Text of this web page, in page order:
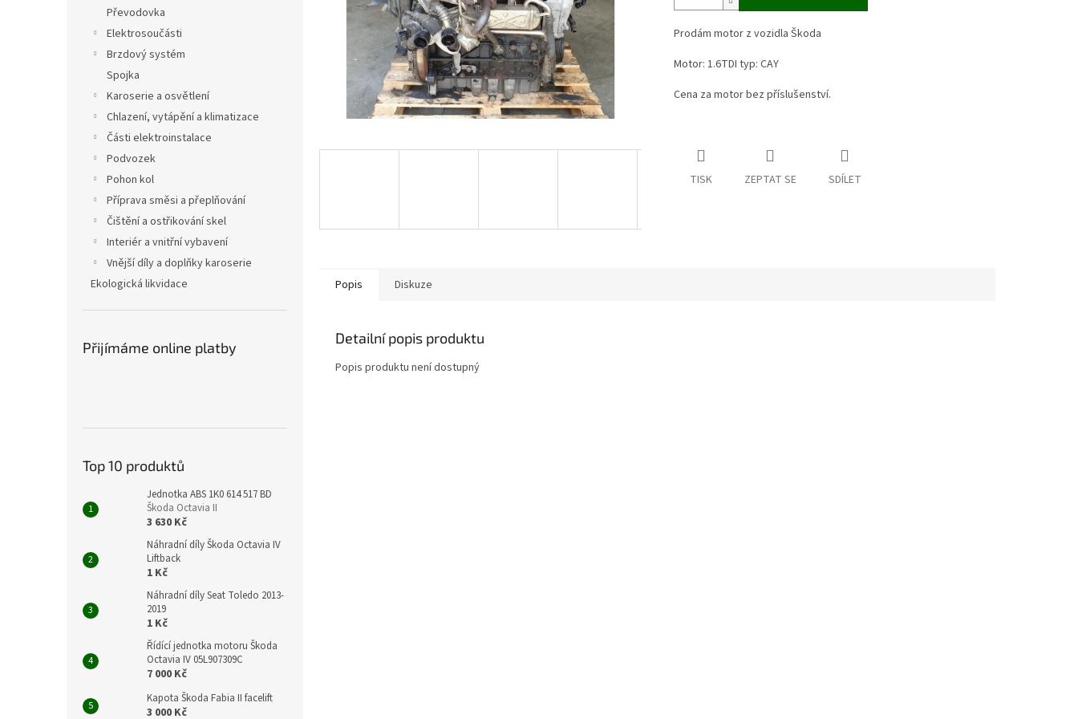
Převodovka
Elektrosoučásti
Brzdový systém
Spojka
Karoserie a osvětlení
Chlazení, vytápění a klimatizace
Části elektroinstalace
Podvozek
Pohon kol
Příprava směsi a přeplňování
Čištění a ostřikování skel
Interiér a vnitřní vybavení
Vnější díly a doplňky karoserie
Ekologická likvidace
Přijímáme online platby
Top 10 produktů
Jednotka ABS 1K0 614 517 BD
Škoda Octavia II
3 630 Kč
Náhradní díly Škoda Octavia IV
Liftback
1 Kč
Náhradní díly Seat Toledo 2013-
2019
1 Kč
Řídící jednotka motoru Škoda
Octavia IV 05L907309C
7 000 Kč
Kapota Škoda Fabia II facelift
3 000 Kč
Prodám motor z vozidla Škoda
Motor: 1.6TDI typ: CAY
Cena za motor bez příslušenství.
TISK ZEPTAT SE SDÍLET
Popis Diskuze
Detailní popis produktu
Popis produktu není dostupný